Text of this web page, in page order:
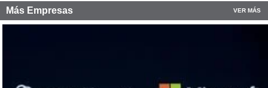
Más Empresas VER MÁS